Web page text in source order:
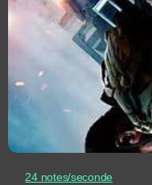
24 notes/seconde